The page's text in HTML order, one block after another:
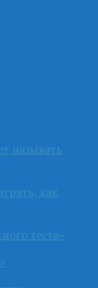
называть
как
теста»